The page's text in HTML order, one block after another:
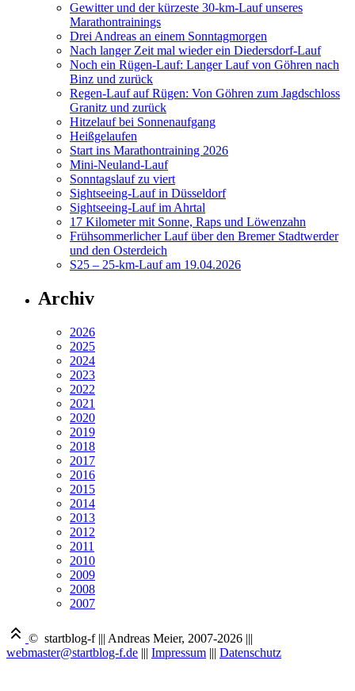
Gewitter und der kürzeste 30-km-Lauf unseres
Marathontrainings
Drei Andreas an einem Sonntagmorgen
Nach langer Zeit mal wieder ein Diedersdorf-Lauf
Noch ein Rügen-Lauf: Langer Lauf von Göhren nach
Binz und zurück
Regen-Lauf auf Rügen: Von Göhren zum Jagdschloss
Granitz und zurück
Hitzelauf bei Sonnenaufgang
Heißgelaufen
Start ins Marathontraining 2026
Mini-Neuland-Lauf
Sonntagslauf zu viert
Sightseeing-Lauf in Düsseldorf
Sightseeing-Lauf im Ahrtal
17 Kilometer mit Sonne, Raps und Löwenzahn
Frühsommerlicher Lauf über den Bremer Stadtwerder
und den Osterdeich
S25 – 25-km-Lauf am 19.04.2026
Archiv
2026
2025
2024
2023
2022
2021
2020
2019
2018
2017
2016
2015
2014
2013
2012
2011
2010
2009
2008
2007
© startblog-f ||| Andreas Meier, 2007-2026 |||
webmaster@startblog-f.de ||| Impressum ||| Datenschutz